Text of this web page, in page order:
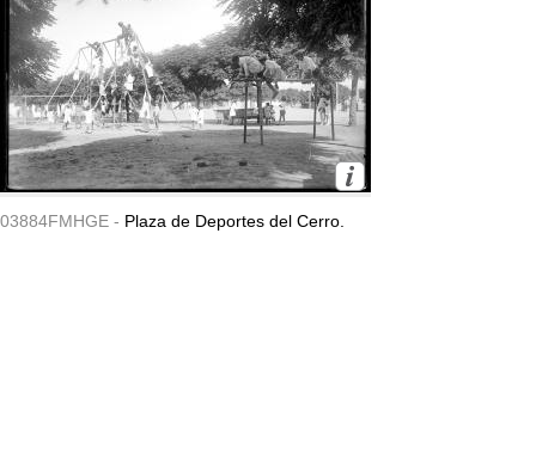
03884FMHGE - Plaza de Deportes del Cerro.